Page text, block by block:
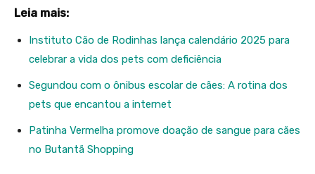
Leia mais:
Instituto Cão de Rodinhas lança calendário 2025 para
celebrar a vida dos pets com deficiência
Segundou com o ônibus escolar de cães: A rotina dos
pets que encantou a internet
Patinha Vermelha promove doação de sangue para cães
no Butantã Shopping